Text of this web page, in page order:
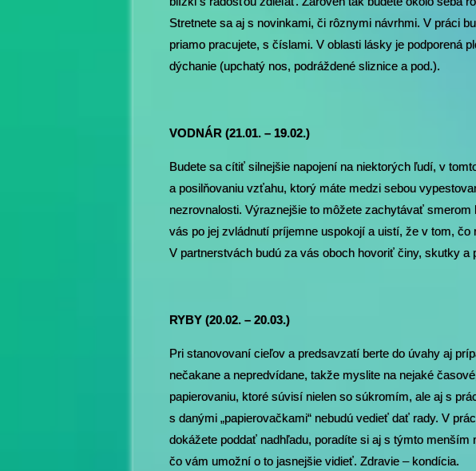
Stretnete sa aj s novinkami, či rôznymi návrhmi. V práci
priamo pracujete, s číslami. V oblasti lásky je podporená
dýchanie (upchatý nos, podráždené sliznice a pod.).
VODNÁR (21.01. – 19.02.)
Budete sa cítiť silnejšie napojení na niektorých ľudí, v
a posilňovaniu vzťahu, ktorý máte medzi sebou
nezrovnalosti. Výraznejšie to môžete zachytávať
vás po jej zvládnutí príjemne uspokojí a uistí, že v tom,
V partnerstvách budú za vás oboch hovoriť činy, skutky
RYBY (20.02. – 20.03.)
Pri stanovovaní cieľov a predsavzatí berte do úvahy aj
nečakane a nepredvídane, takže myslite na nejaké
papierovaniu, ktoré súvisí nielen so súkromím, ale aj s
s danými „papierovačkami“ nebudú vedieť dať rady. V
dokážete poddať nadhľadu, poradíte si aj s týmto
čo vám umožní o to jasnejšie vidieť. Zdravie – kondícia.